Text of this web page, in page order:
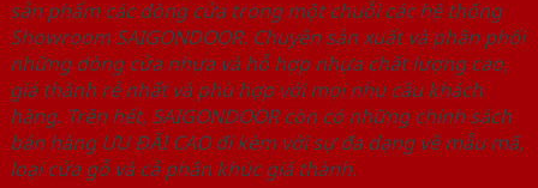
sản phẩm các dòng cửa trong một chuỗi các hệ thống
Showroom SAIGONDOOR. Chuyên sản xuất và phân phối
những dòng cửa nhựa và hỗ hợp nhựa chất lượng cao,
giá thành rẻ nhất và phù hợp với mọi nhu cầu khách
hàng. Trên hết, SAIGONDOOR còn có những chính sách
bán hàng ƯU ĐÃI CAO đi kèm với sự đa dạng về mẫu mã,
loại cửa gỗ và cả phân khúc giá thành.